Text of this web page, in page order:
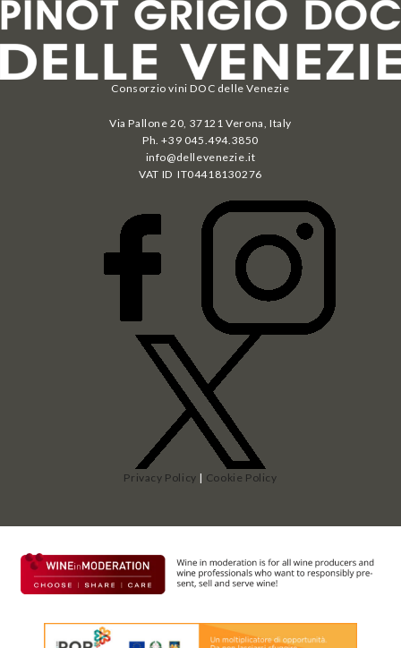
Consorzio vini DOC delle Venezie
Via Pallone 20, 37121 Verona, Italy
Ph. +39 045.494.3850
info@dellevenezie.it
VAT ID IT04418130276
Privacy Policy | Cookie Policy